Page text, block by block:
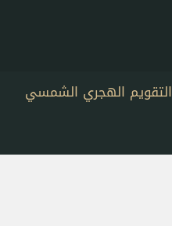
التقويم الهجري الشمسي